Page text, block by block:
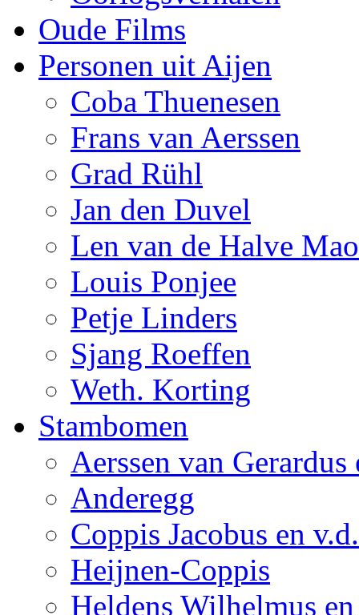
Oude Films
Personen uit Aijen
Coba Thuenesen
Frans van Aerssen
Grad Rühl
Jan den Duvel
Len van de Halve
Louis Ponjee
Petje Linders
Sjang Roeffen
Weth. Korting
Stambomen
Aerssen van
Anderegg
Coppis Jacobus en
Heijnen-Coppis
Heldens Wilhelmus